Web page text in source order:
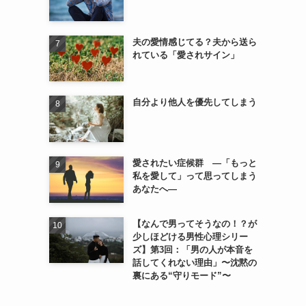
夫の愛情感じてる？夫から送ら
れている「愛されサイン」
自分より他人を優先してしまう
愛されたい症候群 ―「もっと
私を愛して」って思ってしまう
あなたへ―
【なんで男ってそうなの！？が
少しほどける男性心理シリー
ズ】第3回：「男の人が本音を
話してくれない理由」〜沈黙の
裏にある“守りモード”〜